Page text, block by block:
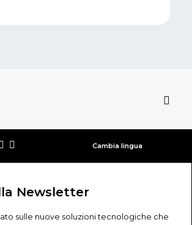
Cambia lingua
Newsletter
sulle nuove soluzioni tecnologiche che